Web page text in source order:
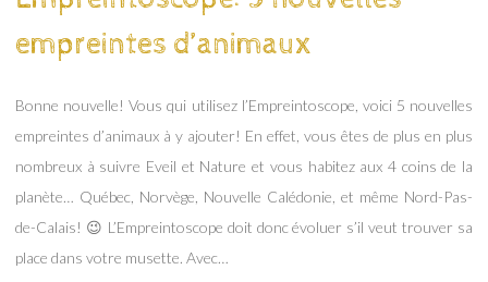
empreintes d’animaux
Bonne nouvelle! Vous qui utilisez l’Empreintoscope, voici 5 nouvelles
empreintes d’animaux à y ajouter! En effet, vous êtes de plus en plus
nombreux à suivre Eveil et Nature et vous habitez aux 4 coins de la
planète… Québec, Norvège, Nouvelle Calédonie, et même Nord-Pas-
de-Calais! 😉 L’Empreintoscope doit donc évoluer s’il veut trouver sa
place dans votre musette. Avec…